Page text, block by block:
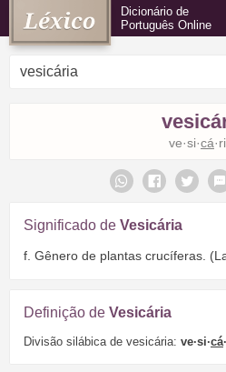
Dicionário de
Português Online
ve·si·cá
Significado de Vesicária
f. Gênero de plantas crucíferas.
Definição de Vesicária
Divisão silábica de vesicária: ve·si·cá